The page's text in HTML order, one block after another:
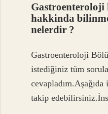
hakkinda
nelerdir ?
Gastroenteroloji
istediğiniz tüm
cevapladım.Aşağıda
takip